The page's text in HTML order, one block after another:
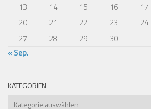
13
14 15 16 17
20
21 22 23 24
27
28 29
30
« Sep.
KATEGORIEN
Kategorien